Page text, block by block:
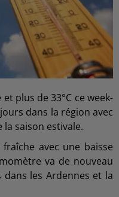
plus de 33°C ce week-
dans la région avec
saison estivale.
avec une baisse
va de nouveau
les Ardennes et la